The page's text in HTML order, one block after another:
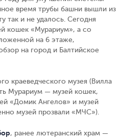
время трубы башни вышли из
так и не удалось. Сегодня
кошек «Мурариум», а со
на 6 этаже,
на город и Балтийское
краеведческого музея (Вилла
Мурариум — музей кошек,
«Домик Ангелов» и музей
музей прозвали «МЧС»).
, ранее лютеранский храм —